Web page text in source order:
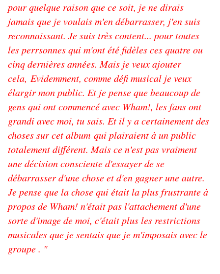
pour quelque raison que ce soit, je ne dirais
jamais que je voulais m'en débarrasser, j'en suis
reconnaissant. Je suis très content... pour toutes
les perrsonnes qui m'ont été fidèles ces quatre ou
cinq dernières années. Mais je veux ajouter
cela, Evidemment, comme défi musical je veux
élargir mon public. Et je pense que beaucoup de
gens qui ont commencé avec Wham!, les fans ont
grandi avec moi, tu sais. Et il y a certainement des
choses sur cet album qui plairaient à un public
totalement différent. Mais ce n'est pas vraiment
une décision consciente d'essayer de se
débarrasser d'une chose et d'en gagner une autre.
Je pense que la chose qui était la plus frustrante à
propos de Wham! n'était pas l'attachement d'une
sorte d'image de moi, c'était plus les restrictions
musicales que je sentais que je m'imposais avec le
groupe . "